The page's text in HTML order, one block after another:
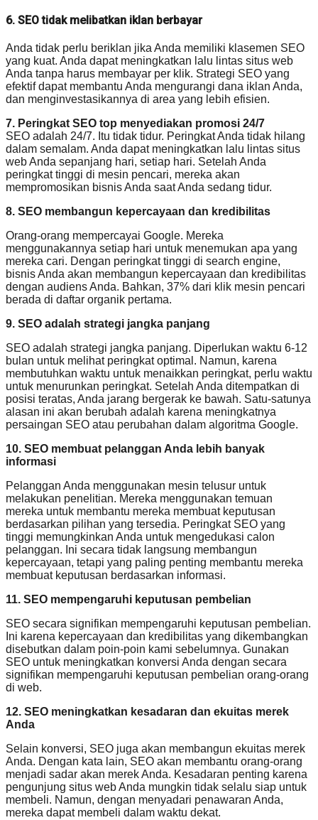
6. SEO tidak melibatkan iklan berbayar
Anda tidak perlu beriklan jika Anda memiliki klasemen SEO
yang kuat. Anda dapat meningkatkan lalu lintas situs web
Anda tanpa harus membayar per klik. Strategi SEO yang
efektif dapat membantu Anda mengurangi dana iklan Anda,
dan menginvestasikannya di area yang lebih efisien.
7. Peringkat SEO top menyediakan promosi 24/7
SEO adalah 24/7. Itu tidak tidur. Peringkat Anda tidak hilang
dalam semalam. Anda dapat meningkatkan lalu lintas situs
web Anda sepanjang hari, setiap hari. Setelah Anda
peringkat tinggi di mesin pencari, mereka akan
mempromosikan bisnis Anda saat Anda sedang tidur.
8. SEO membangun kepercayaan dan kredibilitas
Orang-orang mempercayai Google. Mereka
menggunakannya setiap hari untuk menemukan apa yang
mereka cari. Dengan peringkat tinggi di search engine,
bisnis Anda akan membangun kepercayaan dan kredibilitas
dengan audiens Anda. Bahkan, 37% dari klik mesin pencari
berada di daftar organik pertama.
9. SEO adalah strategi jangka panjang
SEO adalah strategi jangka panjang. Diperlukan waktu 6-12
bulan untuk melihat peringkat optimal. Namun, karena
membutuhkan waktu untuk menaikkan peringkat, perlu waktu
untuk menurunkan peringkat. Setelah Anda ditempatkan di
posisi teratas, Anda jarang bergerak ke bawah. Satu-satunya
alasan ini akan berubah adalah karena meningkatnya
persaingan SEO atau perubahan dalam algoritma Google.
10. SEO membuat pelanggan Anda lebih banyak
informasi
Pelanggan Anda menggunakan mesin telusur untuk
melakukan penelitian. Mereka menggunakan temuan
mereka untuk membantu mereka membuat keputusan
berdasarkan pilihan yang tersedia. Peringkat SEO yang
tinggi memungkinkan Anda untuk mengedukasi calon
pelanggan. Ini secara tidak langsung membangun
kepercayaan, tetapi yang paling penting membantu mereka
membuat keputusan berdasarkan informasi.
11. SEO mempengaruhi keputusan pembelian
SEO secara signifikan mempengaruhi keputusan pembelian.
Ini karena kepercayaan dan kredibilitas yang dikembangkan
disebutkan dalam poin-poin kami sebelumnya. Gunakan
SEO untuk meningkatkan konversi Anda dengan secara
signifikan mempengaruhi keputusan pembelian orang-orang
di web.
12. SEO meningkatkan kesadaran dan ekuitas merek
Anda
Selain konversi, SEO juga akan membangun ekuitas merek
Anda. Dengan kata lain, SEO akan membantu orang-orang
menjadi sadar akan merek Anda. Kesadaran penting karena
pengunjung situs web Anda mungkin tidak selalu siap untuk
membeli. Namun, dengan menyadari penawaran Anda,
mereka dapat membeli dalam waktu dekat.